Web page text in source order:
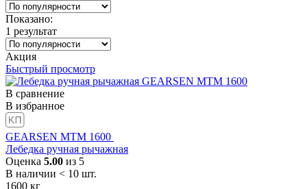
Показано:
1 результат
Акция
Быстрый просмотр
В сравнение
В избранное
GEARSEN MTM 1600
Лебедка ручная рычажная
Оценка 5.00 из 5
В наличии < 10 шт.
1600 кг